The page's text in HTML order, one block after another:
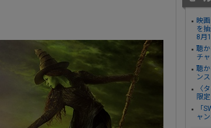
映
を
8月
聴
チ
聴
ン
〈
限
「
ャ